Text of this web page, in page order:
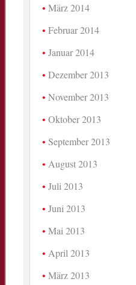
März 2014
Februar 2014
Januar 2014
Dezember 2013
November 2013
Oktober 2013
September 2013
August 2013
Juli 2013
Juni 2013
Mai 2013
April 2013
März 2013